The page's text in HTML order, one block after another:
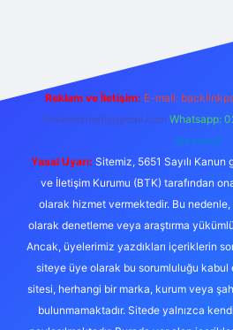
Reklam ve İletişim: E-mail:
forumhizmeti@gmail.com Whatsapp:
@karabul
Yasal Uyarı: Sitemiz, 5651 Sayılı
ve İletişim Kurumu (BTK) tarafından
olarak hizmet vermektedir. Bu
olarak denetleme veya araştırma
Ancak, üyelerimiz yazdıkları içeriklerin
siteye üye olarak bu sorumluluğu kabul
sitesi, herhangi bir marka, kurum veya
bulunmamaktadır. Sitede yalnızca